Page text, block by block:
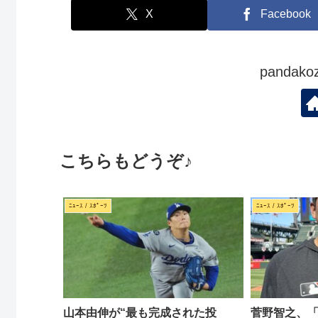
X Facebook
こちらもどうぞ♪
ﾆｭｰｽ / ｽﾎﾟｰﾂ
山本由伸が“最も完成された投
ﾆｭｰｽ / ｽﾎﾟｰﾂ
菅野智之、